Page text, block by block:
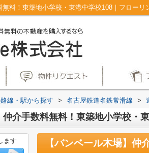
線・駅から探す > 名古屋鉄道名鉄常滑線 >
仲介手数料無料！東築地小学校・
【バンベール木場】
ます